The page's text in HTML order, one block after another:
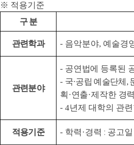
※ 적용기준
구 분
관련학과 - 음악분야, 예술경
관련분야
- 공연법에 등록된
- 국·공립 예술단체 ,
획 ·연출·제작한 경력
- 4년제 대학의 관
적용기준 - 학력 ·경력 : 공고